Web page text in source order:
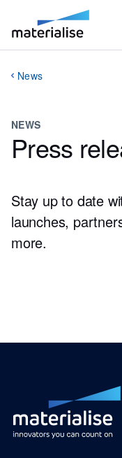
News
NEWS
Press
Stay up to date
launches,
more.